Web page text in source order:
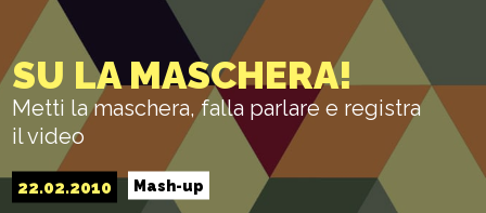
SU LA MASCHERA!
Metti la maschera, falla parlare e registra
il video
22.02.2010 Mash-up